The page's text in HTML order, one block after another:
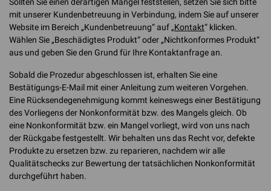
mit unserer Kundenbetreuung in Verbindung, indem Sie auf unserer
Website im Bereich „Kundenbetreuung“ auf „Kontakt“ klicken.
Wählen Sie „Beschädigtes Produkt“ oder „Nichtkonformes Produkt“
aus und geben Sie den Grund für Ihre Kontaktanfrage an.
Sobald die Prozedur abgeschlossen ist, erhalten Sie eine
Bestätigungs-E-Mail mit einer Anleitung zum weiteren Vorgehen.
Eine Rücksendegenehmigung kommt keineswegs einer Bestätigung
des Vorliegens der Nonkonformität bzw. des Mangels gleich. Ob
eine Nonkonformität bzw. ein Mangel vorliegt, wird von uns nach
der Rückgabe festgestellt. Wir behalten uns das Recht vor, defekte
Produkte zu ersetzen bzw. zu reparieren, nachdem wir alle
Qualitätschecks zur Bewertung der tatsächlichen Nonkonformität
durchgeführt haben.